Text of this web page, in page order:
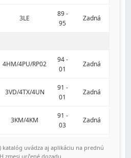
3LE
89 -
95
Zadná
4HM/4PU/RP02
94 -
01
Zadná
3VD/4TX/4UN
91 -
01
Zadná
3KM/4KM
91 -
03
Zadná
RP05
02 -
Zadná
katalóg uvádza aj aplikáciu na prednú
zmesi určené dozadu.